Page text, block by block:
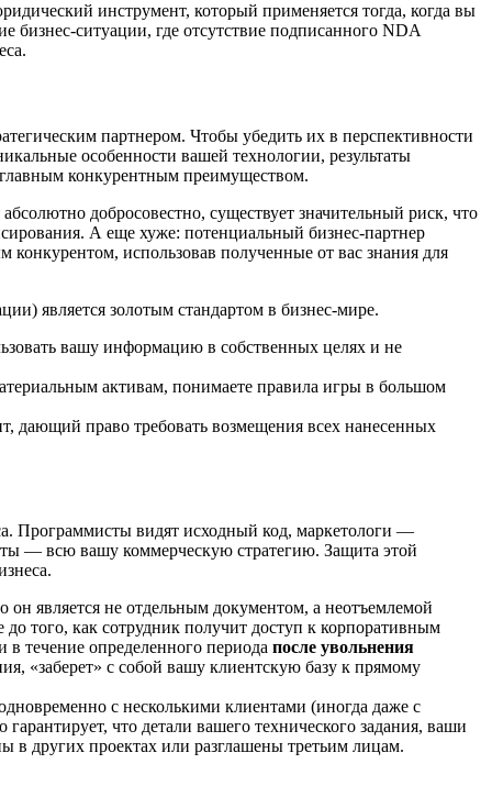
инструмент, который применяется тогда, когда вы
ситуации, где отсутствие подписанного NDA
партнером. Чтобы убедить их в перспективности
особенности вашей технологии, результаты
конкурентным преимуществом.
добросовестно, существует значительный риск, что
А еще хуже: потенциальный бизнес-партнер
использовав полученные от вас знания для
является золотым стандартом в бизнес-мире.
вашу информацию в собственных целях и не
активам, понимаете правила игры в большом
дающий право требовать возмещения всех нанесенных
Программисты видят исходный код, маркетологи —
— всю вашу коммерческую стратегию. Защита этой
он является не отдельным документом, а неотъемлемой
того, как сотрудник получит доступ к корпоративным
течение определенного периода после увольнения
«заберет» с собой вашу клиентскую базу к прямому
с несколькими клиентами (иногда даже с
что детали вашего технического задания, ваши
в других проектах или разглашены третьим лицам.